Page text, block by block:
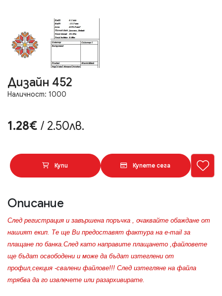
Дизайн 452
Наличност: 1000
1.28€ / 2.50лв.
Купи Купете сега
Описание
След регистрация и завършена поръчка , очаквайте обаждане от
нашият екип. Те ще Ви предоставят фактура на e-mail за
плащане по банка.След като направите плащането ,файловете
ще бъдат освободени и може да бъдат изтеглени от
профил,секция -свалени файлове!!! След изтегляне на файла
трябва да го извлечете или разархивирате.